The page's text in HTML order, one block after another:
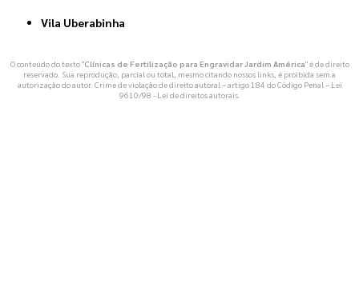
Vila Uberabinha
O conteúdo do texto "Clínicas de Fertilização para Engravidar Jardim América" é de direito
reservado. Sua reprodução, parcial ou total, mesmo citando nossos links, é proibida sem a
autorização do autor. Crime de violação de direito autoral – artigo 184 do Código Penal – Lei
9610/98 - Lei de direitos autorais.